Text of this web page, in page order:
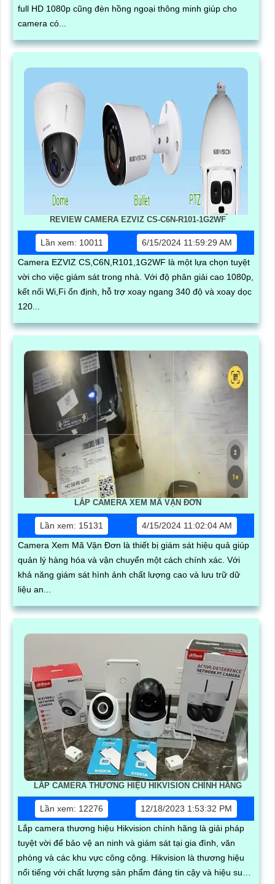
full HD 1080p cũng đèn hồng ngoại thông minh giúp cho
camera có...
REVIEW CAMERA EZVIZ CS-C6N-R101-1G2WF
Lần xem: 10011
6/15/2024 11:59:29 AM
Camera EZVIZ CS,C6N,R101,1G2WF là một lựa chọn tuyệt
vời cho việc giám sát trong nhà. Với độ phân giải cao 1080p,
kết nối Wi,Fi ổn định, hỗ trợ xoay ngang 340 độ và xoay dọc
120...
LẮP CAMERA XEM MÃ VẬN ĐƠN
Lần xem: 15131
4/15/2024 11:02:04 AM
Camera Xem Mã Vận Đơn là thiết bị giám sát hiệu quả giúp
quản lý hàng hóa và vận chuyển một cách chính xác. Với
khả năng giám sát hình ảnh chất lượng cao và lưu trữ dữ
liệu an...
LẮP CAMERA THƯƠNG HIỆU HIKVISION CHÍNH HÃNG
Lần xem: 12276
12/18/2023 1:53:32 PM
Lắp camera thương hiệu Hikvision chính hãng là giải pháp
tuyệt vời để bảo vệ an ninh và giám sát tại gia đình, văn
phòng và các khu vực công cộng. Hikvision là thương hiệu
nổi tiếng với chất lượng sản phẩm đáng tin cậy và hiệu suất